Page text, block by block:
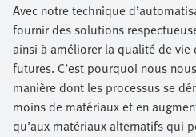
Avec notre technique
fournir des solutions
ainsi à améliorer la qualité de vie
futures. C’est pourquoi nous
manière dont les processus se
moins de matériaux et en
qu’aux matériaux alternatifs qui